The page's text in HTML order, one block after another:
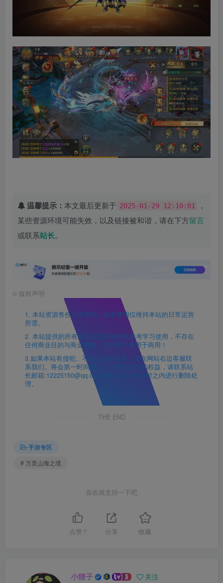
温馨提示： 本文最后更新于 2025-01-29 12:10:01
，
某些资源环境可能失效，以及链接被和谐，请在下方留言
或联系站长。
© 版权声明
1. 本站资源售价只是赞助，收取费用仅维持本站的日常运营
所需。
2. 本站提供的所有资源仅供本地单机参考学习使用，不存在
任何商业目的与商业用途，请大家不要用于商用！
3.如果本站有侵犯、不妥之处的资源，请在网站右边客服联
系我们。将会第一时间解决！若侵犯到您的权益，请联系站
长邮箱:12225150@qq.com 我们会在24h小时之内进行删除处
理。
THE END
手游专区
# 万灵山海之境
喜欢就支持一下吧
点赞 7 分享 收藏
小狸子 关注